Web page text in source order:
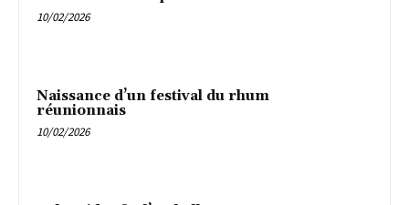
10/02/2026
Naissance d’un festival du rhum
réunionnais
10/02/2026